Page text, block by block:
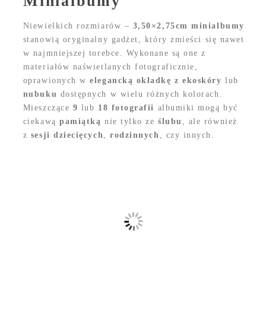
Niewielkich rozmiarów – 3,50×2,75cm minialbumy
stanowią oryginalny gadżet, który zmieści się nawet
w najmniejszej torebce. Wykonane są one z
materiałów naświetlanych fotograficznie,
oprawionych welegancką okładkę z ekoskóry lub
nubuku dostępnych w wielu różnych kolorach.
Mieszczące 9 lub 18 fotografii albumiki mogą być
ciekawąpamiątką nie tylko ze ślubu , ale również
z sesji dziecięcych, rodzinnych , czy innych.